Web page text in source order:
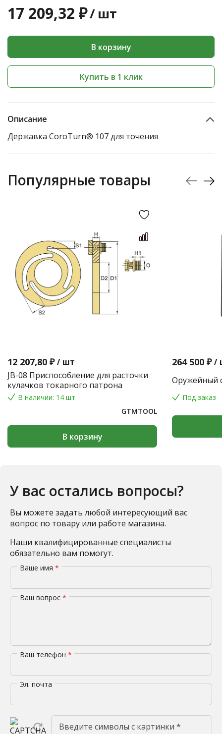
17 209,32 ₽/ шт
В корзину
Купить в 1 клик
Описание
Державка CoroTurn® 107 для точения
Популярные товары
12 207,80 ₽ / шт
JB-08 Приспособление для расточки
кулачков токарного патрона
В наличии: 14 шт
GTMTOOL
В корзину
264 500 ₽ /
Оружейный
Под заказ
У вас остались вопросы?
Вы можете задать любой интересующий вас
вопрос по товару или работе магазина.
Наши квалифицированные специалисты
обязательно вам помогут.
Ваше имя *
Ваш вопрос *
Ваш телефон *
Эл. почта